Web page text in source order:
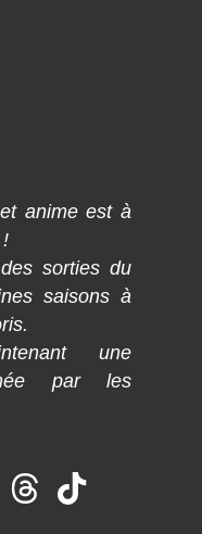
anime est à
sorties du
saisons à
une
par les